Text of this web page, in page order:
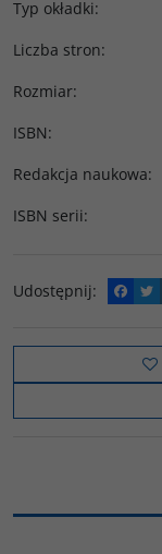
Typ okładki:
Liczba stron:
Rozmiar:
ISBN:
Redakcja naukowa:
ISBN serii:
Udostępnij:
F
a
e
o
k
T
w
t
t
e